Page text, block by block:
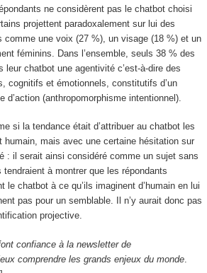
ne considèrent pas le chatbot choisi
projettent paradoxalement sur lui des
comme une voix (27 %), un visage (18 %) et un
féminins. Dans l’ensemble, seuls 38 % des
leur chatbot une agentivité c’est-à-dire des
cognitifs et émotionnels, constitutifs d’un
d’action (anthropomorphisme intentionnel).
si la tendance était d’attribuer au chatbot les
humain, mais avec une certaine hésitation sur
: il serait ainsi considéré comme un sujet sans
à montrer que les répondants
le chatbot à ce qu’ils imaginent d’humain en lui
pas pour un semblable. Il n’y aurait donc pas
projective.
confiance à la newsletter de
comprendre les grands enjeux du monde.